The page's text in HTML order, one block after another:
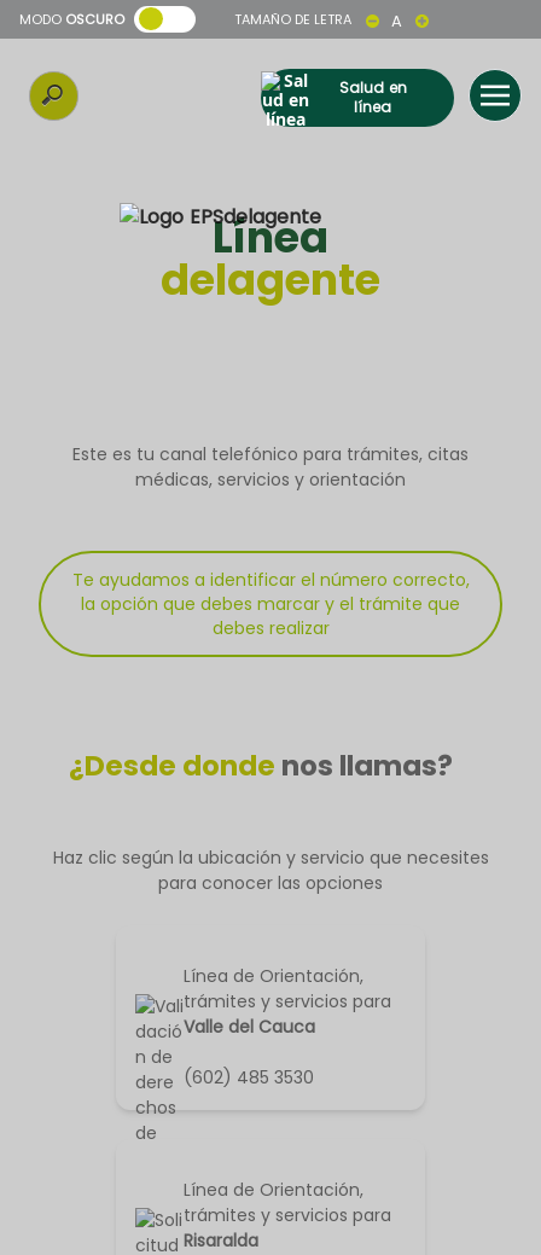
MODO OSCURO TAMAÑO DE LETRA A
Salud en
línea
Línea
delagente
Este es tu canal telefónico para trámites, citas
médicas, servicios y orientación
Te ayudamos a identificar el número correcto,
la opción que debes marcar y el trámite que
debes realizar
¿Desde donde nos llamas?
Haz clic según la ubicación y servicio que necesites
para conocer las opciones
Línea de Orientación,
trámites y servicios para
Valle del Cauca
(602) 485 3530
Línea de Orientación,
trámites y servicios para
Risaralda